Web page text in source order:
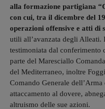
alla formazione partigiana
con cui, tra il dicembre del
operazioni offensive e atti di
utili all’avanzata degli Alleati.
testimoniata dal conferimento
parte del Maresciallo
del Mediterraneo, inoltre
Comando Generale
attaccamento al dovere,
altruismo delle sue azioni.